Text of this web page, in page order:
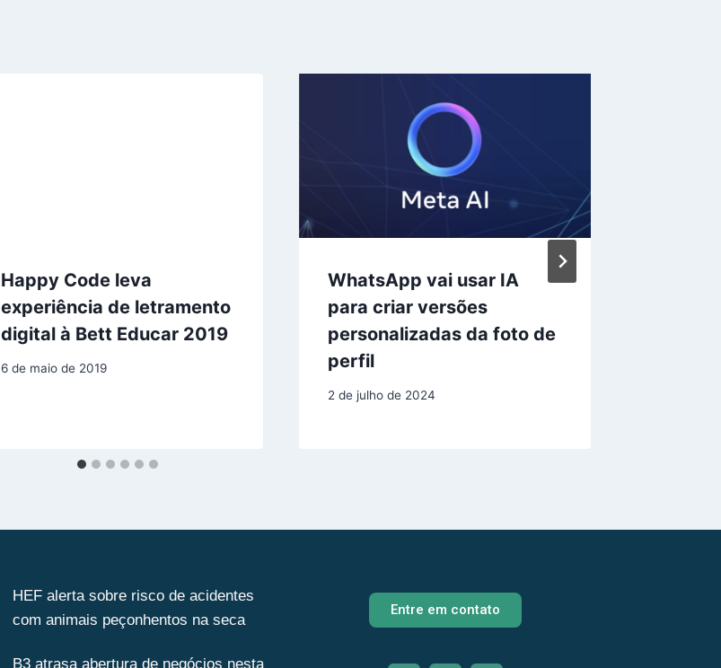
Happy Code leva
experiência de letramento
digital à Bett Educar 2019
6 de maio de 2019
WhatsApp vai usar IA
para criar versões
personalizadas da foto de
perfil
2 de julho de 2024
HEF alerta sobre risco de acidentes
com animais peçonhentos na seca
B3 atrasa abertura de negócios nesta
Entre em contato